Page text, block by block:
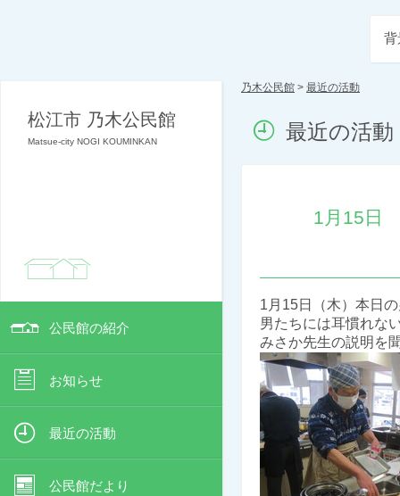
松江市 乃木公民館
Matsue-city NOGI KOUMINKAN
公民館の紹介
お知らせ
最近の活動
公民館だより
背
乃木公民館 > 最近の活動
最近の活動
1月15日
1月15日（木）本日
男たちには耳慣れな
みさか先生の説明を